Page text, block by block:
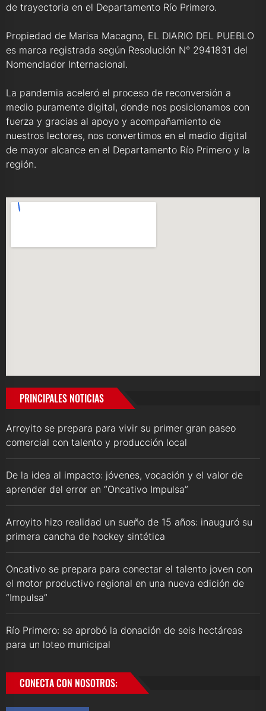
de trayectoria en el Departamento Río Primero.
Propiedad de Marisa Macagno, EL DIARIO DEL PUEBLO
es marca registrada según Resolución N° 2941831 del
Nomenclador Internacional.
La pandemia aceleró el proceso de reconversión a
medio puramente digital, donde nos posicionamos con
fuerza y gracias al apoyo y acompañamiento de
nuestros lectores, nos convertimos en el medio digital
de mayor alcance en el Departamento Río Primero y la
región.
PRINCIPALES NOTICIAS
Arroyito se prepara para vivir su primer gran paseo
comercial con talento y producción local
De la idea al impacto: jóvenes, vocación y el valor de
aprender del error en “Oncativo Impulsa”
Arroyito hizo realidad un sueño de 15 años: inauguró su
primera cancha de hockey sintética
Oncativo se prepara para conectar el talento joven con
el motor productivo regional en una nueva edición de
“Impulsa”
Río Primero: se aprobó la donación de seis hectáreas
para un loteo municipal
CONECTA CON NOSOTROS: